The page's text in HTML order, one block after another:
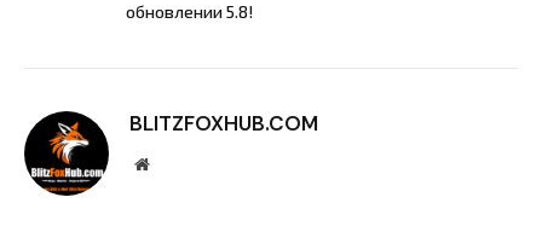
обновлении 5.8!
BLITZFOXHUB.COM
Website